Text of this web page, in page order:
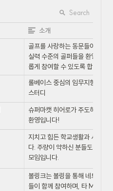
Search
소개
골프를 사랑하는 동문들이 모여
실력 수준의 골퍼들을 환영하며
롭게 참여할 수 있도록 합니다.
롤베이스 중심의 임무지향적 과
스터디
슈퍼마캣 히어로가 주도하는 하
환영입니다!
지치고 힘든 학교생활과 사회생
다. 주량이 약하신 분들도 환영
모임입니다.
볼링크는 볼링을 통해 네트워
들이 함께 참여하며, 타 MBA